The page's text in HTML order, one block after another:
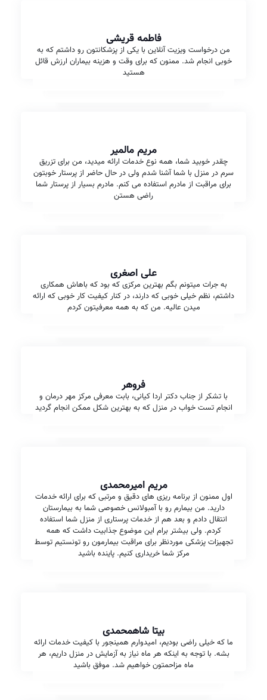
فاطمه قریشی
من درخواست ویزیت آنلاین با یکی از پزشکانتون رو داشتم که به
خوبی انجام شد. ممنون که برای وقت و هزینه بیماران ارزش قائل
هستید
مریم مالمیر
چقدر خوبید شما، همه نوع خدمات ارائه میدید، من برای تزریق
سرم در منزل با شما آشنا شدم ولی در حال حاضر از پرستار خوبتون
برای مراقبت از مادرم استفاده می کنم. مادرم بسیار از پرستار شما
راضی هستن
علی اصغری
به جرات میتونم بگم بهترین مرکزی که بود که باهاش همکاری
داشتم، نظم خیلی خوبی که دارند، در کنار کیفیت کار خوبی که ارائه
میدن عالیه. من که به همه معرفیتون کردم
فروهر
با تشکر از جناب دکتر اردا کیانی، بابت معرفی مرکز مهر درمان و
انجام تست خواب در منزل که به بهترین شکل ممکن انجام گردید
مریم امیرمحمدی
اول ممنون از برنامه ریزی های دقیق و مرتبی که برای ارائه خدمات
دارید. من بیمارم رو با آمبولانس خصوصی شما به بیمارستان
انتقال دادم و بعد هم از خدمات پرستاری از منزل شما استفاده
کردم. ولی بیشتر برام این موضوع جذابیت داشت که همه
تجهیزات پزشکی موردنظر برای مراقبت بیمارمون رو تونستیم توسط
مرکز شما خریداری کنیم. پاینده باشید
بیتا شاهمحمدی
ما که خیلی راضی بودیم، امیدوارم همینجور با کیفیت خدمات ارائه
بشه. با توجه به اینکه هر ماه نیاز به آزمایش در منزل داریم، هر
ماه مزاحمتون خواهیم شد. موفق باشید